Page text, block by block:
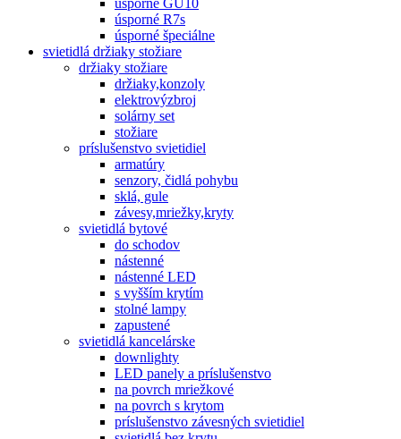
úsporné GU10
úsporné R7s
úsporné špeciálne
svietidlá držiaky stožiare
držiaky stožiare
držiaky,konzoly
elektrovýzbroj
solárny set
stožiare
príslušenstvo svietidiel
armatúry
senzory, čidlá pohybu
sklá, gule
závesy,mriežky,kryty
svietidlá bytové
do schodov
nástenné
nástenné LED
s vyšším krytím
stolné lampy
zapustené
svietidlá kancelárske
downlighty
LED panely a príslušenstvo
na povrch mriežkové
na povrch s krytom
príslušenstvo závesných svietidiel